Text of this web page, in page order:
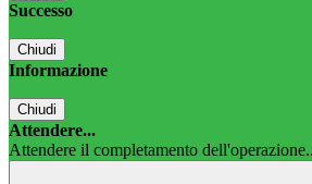
Successo
Chiudi
Informazione
Chiudi
Attendere...
Attendere il completamento